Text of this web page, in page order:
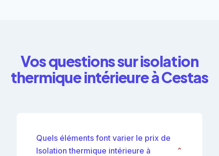
Vos questions sur isolation
thermique intérieure à Cestas
Quels éléments font varier le prix de
Isolation thermique intérieure à
⌄